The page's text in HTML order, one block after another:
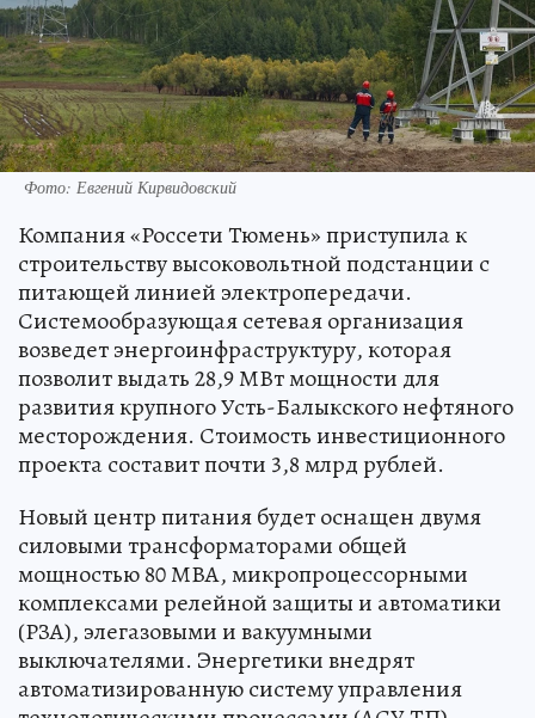
Фото: Евгений Кирвидовский
Компания «Россети Тюмень» приступила к
строительству высоковольтной подстанции с
питающей линией электропередачи.
Системообразующая сетевая организация
возведет энергоинфраструктуру, которая
позволит выдать 28,9 МВт мощности для
развития крупного Усть-Балыкского нефтяного
месторождения. Стоимость инвестиционного
проекта составит почти 3,8 млрд рублей.
Новый центр питания будет оснащен двумя
силовыми трансформаторами общей
мощностью 80 МВА, микропроцессорными
комплексами релейной защиты и автоматики
(РЗА), элегазовыми и вакуумными
выключателями. Энергетики внедрят
автоматизированную систему управления